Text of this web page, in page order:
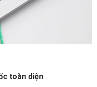
toàn diện